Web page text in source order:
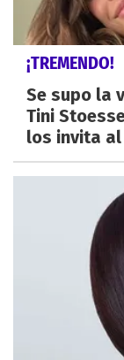
¡TREMENDO!
Se supo la
Tini
los invita